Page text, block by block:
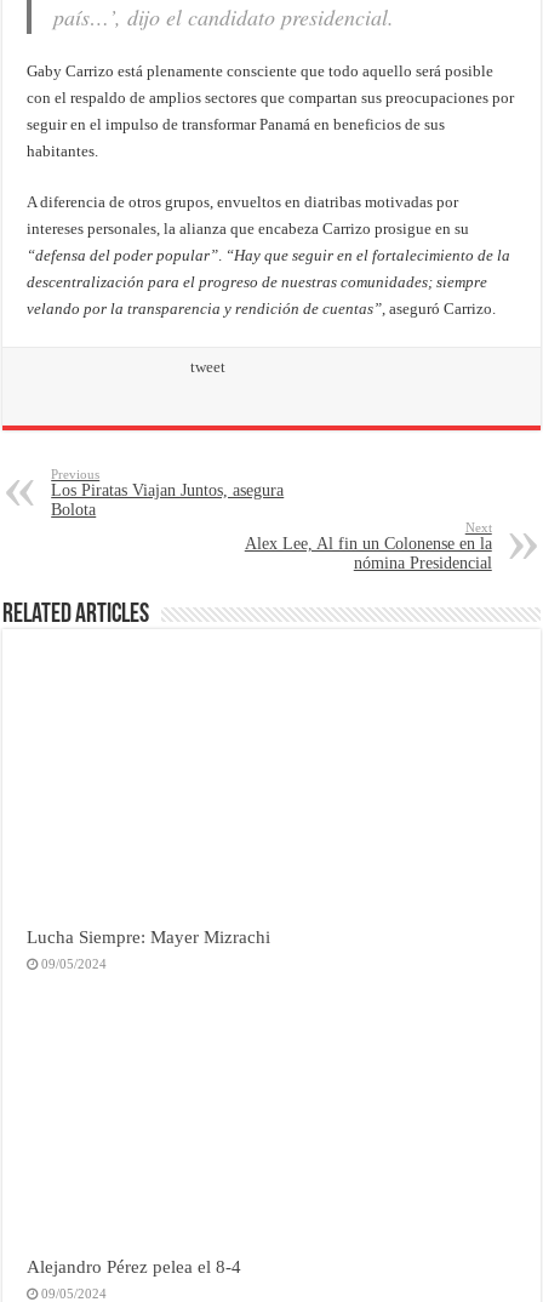
país…’, dijo el candidato presidencial.
Gaby Carrizo está plenamente consciente que todo aquello será posible
con el respaldo de amplios sectores que compartan sus preocupaciones por
seguir en el impulso de transformar Panamá en beneficios de sus
habitantes.
A diferencia de otros grupos, envueltos en diatribas motivadas por
intereses personales, la alianza que encabeza Carrizo prosigue en su
“defensa del poder popular”. “Hay que seguir en el fortalecimiento de la
descentralización para el progreso de nuestras comunidades; siempre
velando por la transparencia y rendición de cuentas”, aseguró Carrizo.
tweet
Previous
Los Piratas Viajan Juntos, asegura
Bolota
Next
Alex Lee, Al fin un Colonense en la
nómina Presidencial
Related Articles
Lucha Siempre: Mayer Mizrachi
09/05/2024
Alejandro Pérez pelea el 8-4
09/05/2024